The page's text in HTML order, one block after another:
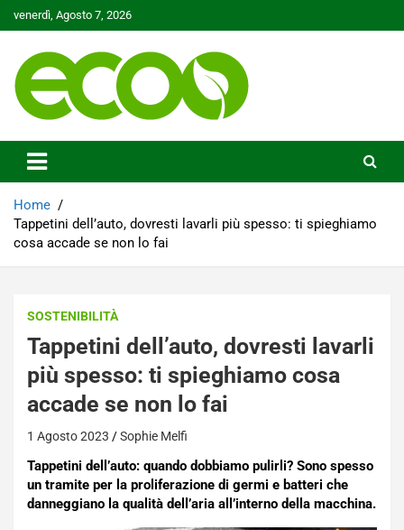
to
venerdì, Agosto 7, 2026
Ecoo.it
Home
Tappetini dell’auto, dovresti lavarli più spesso: ti spieghiamo
cosa accade se non lo fai
SOSTENIBILITÀ
Tappetini dell’auto, dovresti lavarli
più spesso: ti spieghiamo cosa
accade se non lo fai
1 Agosto 2023 Sophie Melfi
Tappetini dell’auto: quando dobbiamo pulirli? Sono spesso
un tramite per la proliferazione di germi e batteri che
danneggiano la qualità dell’aria all’interno della macchina.